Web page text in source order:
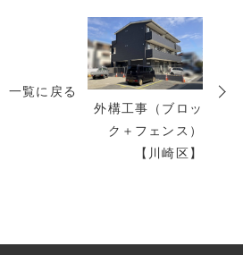
一覧に戻る
の
投
稿
外構工事（ブロッ
ク＋フェンス）
【川崎区】